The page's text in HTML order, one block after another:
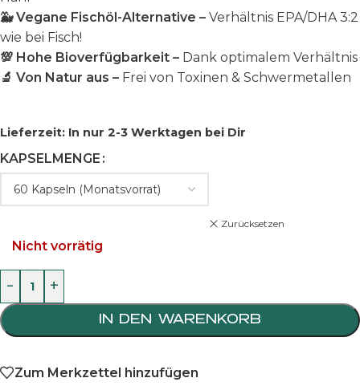
🐳 Vegane Fischöl-Alternative – Verhältnis EPA/DHA 3:2
wie bei Fisch!
💯 Hohe Bioverfügbarkeit – Dank optimalem Verhältnis
🔬 Von Natur aus – Frei von Toxinen & Schwermetallen
Lieferzeit: In nur 2-3 Werktagen bei Dir
KAPSELMENGE
Zurücksetzen
Nicht vorrätig
- +
IN DEN WARENKORB
Zum Merkzettel hinzufügen